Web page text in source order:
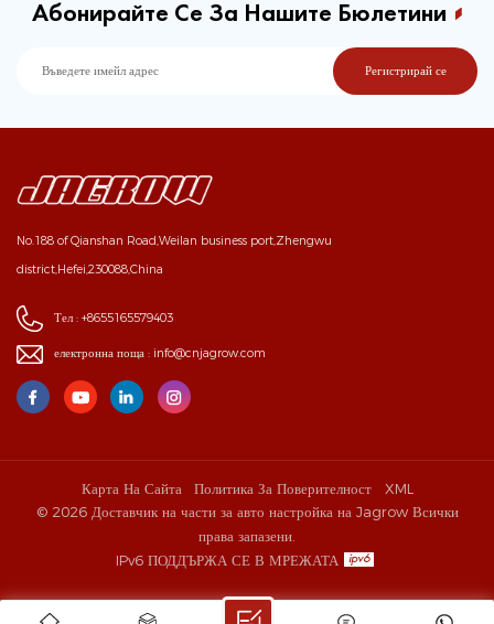
Абонирайте Се За Нашите Бюлетини
No.188 of Qianshan Road,Weilan business port,Zhengwu
district,Hefei,230088,China
Тел : +8655165579403
електронна поща : info@cnjagrow.com
Карта На Сайта Политика За Поверителност
XML
© 2026 Доставчик на части за авто настройка на Jagrow Всички
права запазени.
IPv6 ПОДДЪРЖА СЕ В МРЕЖАТА